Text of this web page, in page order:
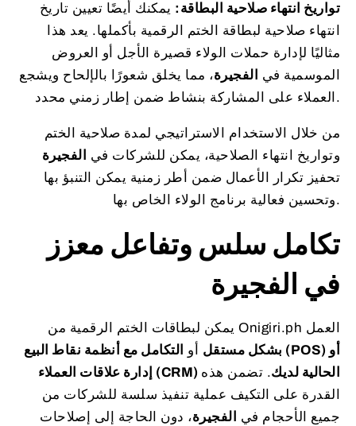
تواريخ انتهاء صلاحية البطاقة: يمكنك أيضًا تعيين تاريخ
انتهاء صلاحية لبطاقة الختم الرقمية بأكملها. يعد هذا
مثاليًا لإدارة حملات الولاء قصيرة الأجل أو العروض
الموسمية في
الفجيرة، مما يخلق شعورًا بالإلحاح ويشجع
العملاء على المشاركة بنشاط ضمن إطار زمني محدد.
من خلال الاستخدام الاستراتيجي لمدة صلاحية الختم
وتواريخ انتهاء الصلاحية، يمكن للشركات في
الفجيرة
تحفيز تكرار الأعمال ضمن أطر زمنية يمكن التنبؤ بها
وتحسين فعالية برنامج الولاء الخاص بها.
تكامل سلس وتفاعل معزز
في الفجيرة
يمكن لبطاقات الختم الرقمية من Onigiri.ph العمل
بشكل مستقل أو التكامل مع أنظمة نقاط البيع (POS) أو
إدارة علاقات العملاء (CRM) الحالية لديك. تضمن هذه
القدرة على التكيف عملية تنفيذ سلسة للشركات من
جميع الأحجام في
الفجيرة، دون الحاجة إلى إصلاحات